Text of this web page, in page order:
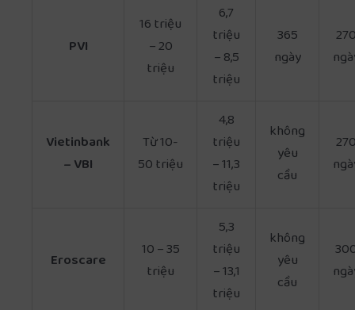
PVI
16 triệu
– 20
triệu
6,7
triệu
– 8,5
triệu
365
ngày
Vietinbank
– VBI
Từ 10-
50 triệu
4,8
triệu
– 11,3
triệu
không
yêu
cầu
Eroscare
10 – 35
triệu
5,3
triệu
– 13,1
triệu
không
yêu
cầu